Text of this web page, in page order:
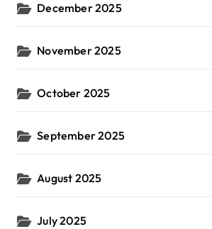
December 2025
November 2025
October 2025
September 2025
August 2025
July 2025